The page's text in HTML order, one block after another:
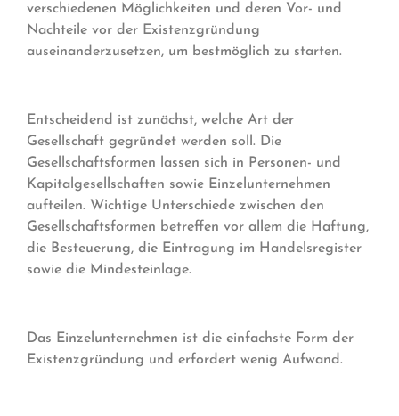
verschiedenen Möglichkeiten und deren Vor- und
Nachteile vor der Existenzgründung
auseinanderzusetzen, um bestmöglich zu starten.
Entscheidend ist zunächst, welche Art der
Gesellschaft gegründet werden soll. Die
Gesellschaftsformen lassen sich in Personen- und
Kapitalgesellschaften sowie Einzelunternehmen
aufteilen. Wichtige Unterschiede zwischen den
Gesellschaftsformen betreffen vor allem die Haftung,
die Besteuerung, die Eintragung im Handelsregister
sowie die Mindesteinlage.
Das Einzelunternehmen ist die einfachste Form der
Existenzgründung und erfordert wenig Aufwand.